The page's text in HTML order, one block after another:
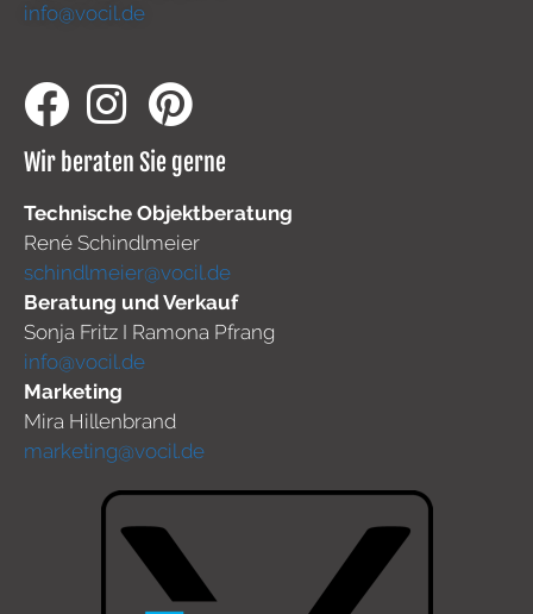
info@vocil.de
Wir beraten Sie gerne
Technische Objektberatung
René Schindlmeier
schindlmeier@vocil.de
Beratung und Verkauf
Sonja Fritz I Ramona Pfrang
info@vocil.de
Marketing
Mira Hillenbrand
marketing@vocil.de